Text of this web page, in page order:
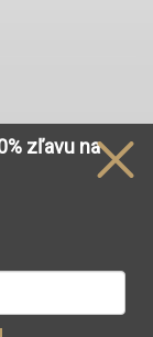
pohodlné
webu
Viac
.
zľavu na